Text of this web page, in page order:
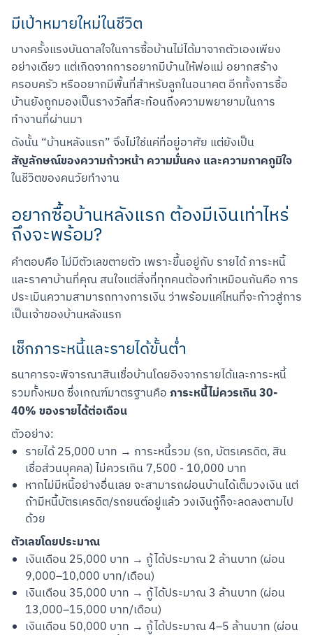
มีเป้าหมายใหม่ในชีวิต
บางครั้งแรงบันดาลใจในการซื้อบ้านไม่ได้มาจากตัวเองเพียง
อย่างเดียว แต่เกิดจากการอยากมีบ้านให้พ่อแม่ อยากสร้าง
ครอบครัว หรืออยากมีพื้นที่สำหรับลูกในอนาคต อีกทั้งการซื้อ
บ้านยังถูกมองเป็นรางวัลที่สะท้อนถึงความพยายามในการ
ทำงานที่ผ่านมา
ดังนั้น “บ้านหลังแรก” จึงไม่ใช่แค่ที่อยู่อาศัย แต่ยังเป็น
สัญลักษณ์ของความก้าวหน้า ความมั่นคง และความภาคภูมิใจ
ในชีวิตของคนวัยทำงาน
อยากซื้อบ้านหลังแรก ต้องมีเงินเท่าไหร่
ถึงจะพร้อม?
คำตอบคือ ไม่มีตัวเลขตายตัว เพราะขึ้นอยู่กับ รายได้ ภาระหนี้
และราคาบ้านที่คุณ สนใจแต่สิ่งที่ทุกคนต้องทำเหมือนกันคือ การ
ประเมินความสามารถทางการเงิน ว่าพร้อมแค่ไหนที่จะก้าวสู่การ
เป็นเจ้าของบ้านหลังแรก
เช็กภาระหนี้และรายได้ขั้นต่ำ
ธนาคารจะพิจารณาสินเชื่อบ้านโดยอิงจากรายได้และภาระหนี้
รวมทั้งหมด ซึ่งเกณฑ์มาตรฐานคือ ภาระหนี้ไม่ควรเกิน 30-
40% ของรายได้ต่อเดือน
ตัวอย่าง:
รายได้ 25,000 บาท → ภาระหนี้รวม (รถ, บัตรเครดิต, สิน
เชื่อส่วนบุคคล) ไม่ควรเกิน 7,500 - 10,000 บาท
หากไม่มีหนี้อย่างอื่นเลย จะสามารถผ่อนบ้านได้เต็มวงเงิน แต่
ถ้ามีหนี้บัตรเครดิต/รถยนต์อยู่แล้ว วงเงินกู้ก็จะลดลงตามไป
ด้วย
ตัวเลขโดยประมาณ
เงินเดือน 25,000 บาท → กู้ได้ประมาณ 2 ล้านบาท (ผ่อน
9,000–10,000 บาท/เดือน)
เงินเดือน 35,000 บาท → กู้ได้ประมาณ 3 ล้านบาท (ผ่อน
13,000–15,000 บาท/เดือน)
เงินเดือน 50,000 บาท → กู้ได้ประมาณ 4–5 ล้านบาท (ผ่อน